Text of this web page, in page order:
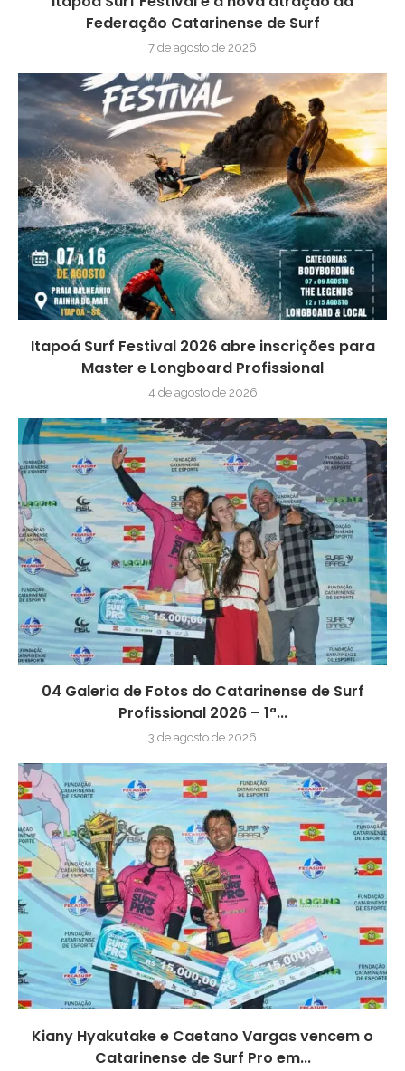
Federação Catarinense de Surf
7 de agosto de 2026
Itapoá Surf Festival 2026 abre inscrições para
Master e Longboard Profissional
4 de agosto de 2026
04 Galeria de Fotos do Catarinense de Surf
Profissional 2026 – 1ª...
3 de agosto de 2026
Kiany Hyakutake e Caetano Vargas vencem o
Catarinense de Surf Pro em...